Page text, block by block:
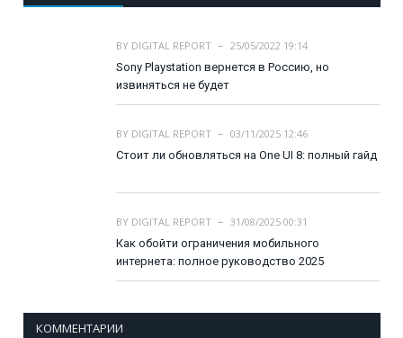
BY DIGITAL REPORT
25/05/2022 19:14
Sony Playstation вернется в Россию, но
извиняться не будет
BY DIGITAL REPORT
03/11/2025 12:46
Стоит ли обновляться на One UI 8: полный гайд
BY DIGITAL REPORT
31/08/2025 00:31
Как обойти ограничения мобильного
интернета: полное руководство 2025
КОММЕНТАРИИ